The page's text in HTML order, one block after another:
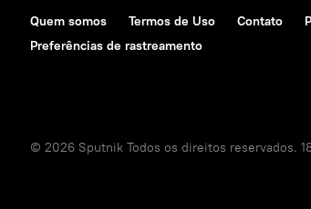
Quem somos Termos de Uso Contato
Preferências de rastreamento
© 2026 Sputnik Todos os direitos reservados.